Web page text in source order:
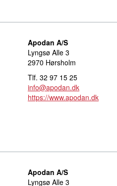
Apodan A/S
Lyngsø Alle 3
2970 Hørsholm
Tlf. 32 97 15 25
info@apodan.dk
https://www.apodan.dk
Apodan A/S
Lyngsø Alle 3